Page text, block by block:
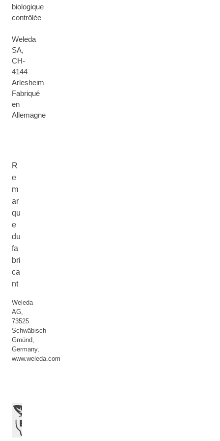
biologique
contrôlée
Weleda
SA,
CH-
4144
Arlesheim
Fabriqué
en
Allemagne
R
e
m
ar
qu
e
du
fa
bri
ca
nt
Weleda
AG,
73525
Schwäbisch-
Gmünd,
Germany,
www.weleda.com